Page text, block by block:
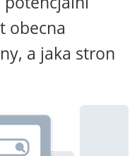
obecna
a jaka stron